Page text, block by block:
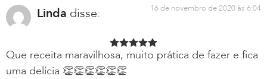
Linda disse: 16 de novembro de 2020 às 6:04
Que receita maravilhosa, muito prática de fazer e fica
uma delícia 👏👏👏👏👏👏